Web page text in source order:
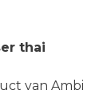
thai
van Ambi